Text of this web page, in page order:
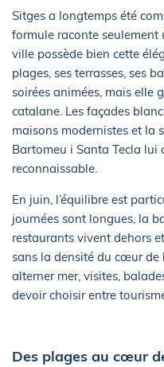
Sitges a longtemps été
formule raconte seulement
ville possède bien cette
plages, ses terrasses, ses
soirées animées, mais elle
catalane. Les façades
maisons modernistes et la
Bartomeu i Santa Tecla lui
reconnaissable.
En juin, l’équilibre est
journées sont longues, la
restaurants vivent dehors
sans la densité du cœur de
alterner mer, visites,
devoir choisir entre
Des plages au cœur